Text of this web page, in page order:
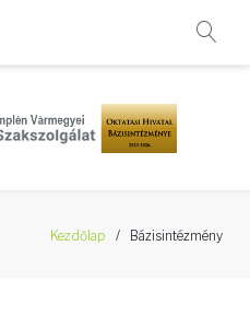
Kezdőlap / Bázisintézmény